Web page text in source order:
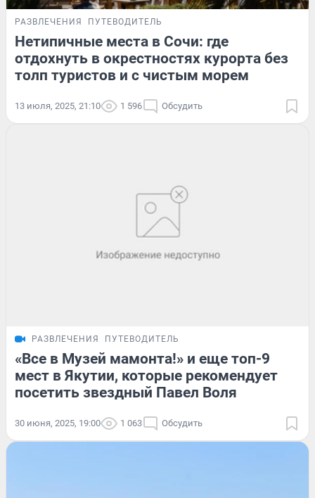
РАЗВЛЕЧЕНИЯ ПУТЕВОДИТЕЛЬ
Нетипичные места в Сочи: где
отдохнуть в окрестностях курорта без
толп туристов и с чистым морем
13 июля, 2025, 21:10 1 596 Обсудить
РАЗВЛЕЧЕНИЯ ПУТЕВОДИТЕЛЬ
«Все в Музей мамонта!» и еще топ-9
мест в Якутии, которые рекомендует
посетить звездный Павел Воля
30 июня, 2025, 19:00 1 063 Обсудить